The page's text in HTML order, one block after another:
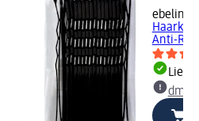
ebelin
Anti-
dm